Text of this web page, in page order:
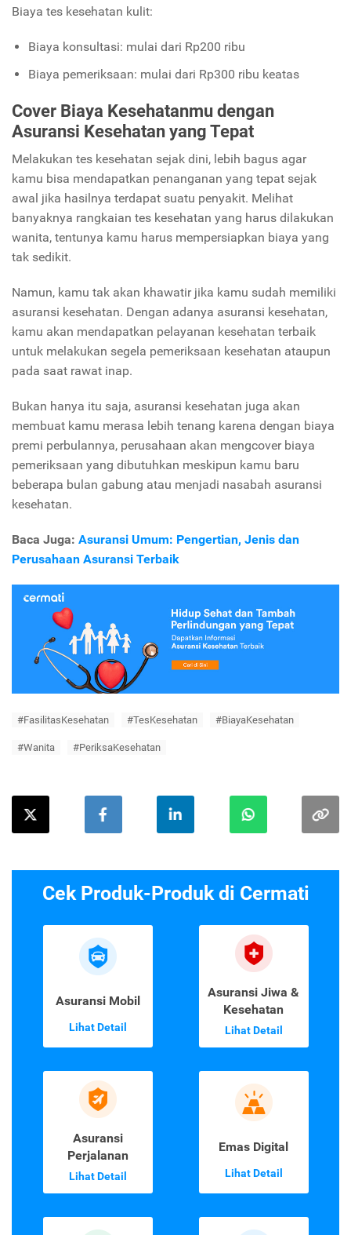
Biaya tes kesehatan kulit:
Biaya konsultasi: mulai dari Rp200 ribu
Biaya pemeriksaan: mulai dari Rp300 ribu keatas
Cover Biaya Kesehatanmu dengan
Asuransi Kesehatan yang Tepat
Melakukan tes kesehatan sejak dini, lebih bagus agar
kamu bisa mendapatkan penanganan yang tepat sejak
awal jika hasilnya terdapat suatu penyakit. Melihat
banyaknya rangkaian tes kesehatan yang harus dilakukan
wanita, tentunya kamu harus mempersiapkan biaya yang
tak sedikit.
Namun, kamu tak akan khawatir jika kamu sudah memiliki
asuransi kesehatan. Dengan adanya asuransi kesehatan,
kamu akan mendapatkan pelayanan kesehatan terbaik
untuk melakukan segela pemeriksaan kesehatan ataupun
pada saat rawat inap.
Bukan hanya itu saja, asuransi kesehatan juga akan
membuat kamu merasa lebih tenang karena dengan biaya
premi perbulannya, perusahaan akan mengcover biaya
pemeriksaan yang dibutuhkan meskipun kamu baru
beberapa bulan gabung atau menjadi nasabah asuransi
kesehatan.
Baca Juga: Asuransi Umum: Pengertian, Jenis dan
Perusahaan Asuransi Terbaik
#FasilitasKesehatan #TesKesehatan #BiayaKesehatan
#Wanita #PeriksaKesehatan
Cek Produk-Produk di Cermati
Asuransi Mobil
Lihat Detail
Asuransi Jiwa &
Kesehatan
Lihat Detail
Asuransi
Perjalanan
Lihat Detail
Emas Digital
Lihat Detail